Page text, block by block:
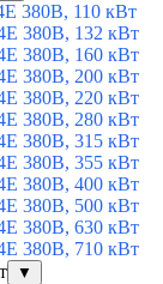
380В, 110 кВт
380В, 132 кВт
380В, 160 кВт
380В, 200 кВт
380В, 220 кВт
380В, 280 кВт
380В, 315 кВт
380В, 355 кВт
380В, 400 кВт
380В, 500 кВт
380В, 630 кВт
380В, 710 кВт
▼